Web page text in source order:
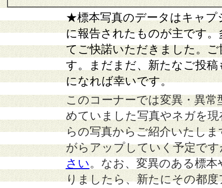
★標本写真のデータはキャプ
に報告されたものが主です
てご快諾いただきました。
す。まだまだ、新たなご投
になれば幸いです。
このコーナーでは変異・異
めていました写真やネガを
らの写真からご紹介いたし
がらアップしていく予定です
さい。 なお、変異のある標
りましたら、新たにその都